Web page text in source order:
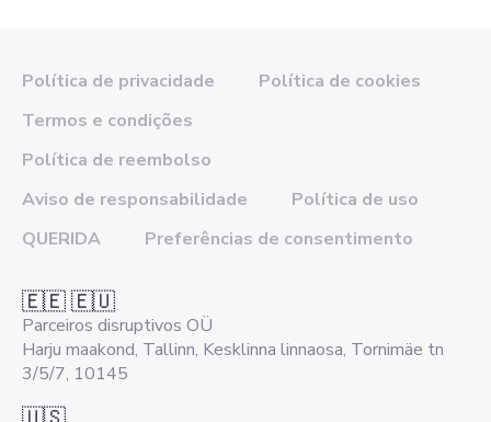
Política de privacidade
Política de cookies
Termos e condições
Política de reembolso
Aviso de responsabilidade
Política de uso
QUERIDA
Preferências de consentimento
🇪🇪 🇪🇺
Parceiros disruptivos OÜ
Harju maakond, Tallinn, Kesklinna linnaosa, Tornimäe tn
3/5/7, 10145